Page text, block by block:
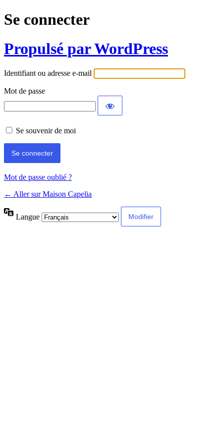
Se connecter
Propulsé par WordPress
Identifiant ou adresse e-mail
Mot de passe
Se souvenir de moi
Mot de passe oublié ?
← Aller sur Maison Capelia
Langue